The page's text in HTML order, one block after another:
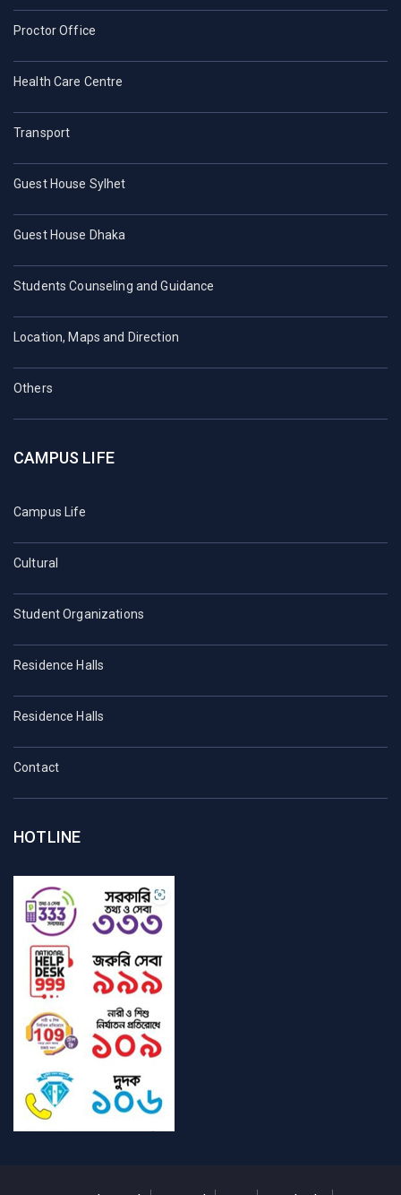
Proctor Office
Health Care Centre
Transport
Guest House Sylhet
Guest House Dhaka
Students Counseling and Guidance
Location, Maps and Direction
Others
CAMPUS LIFE
Campus Life
Cultural
Student Organizations
Residence Halls
Residence Halls
Contact
HOTLINE